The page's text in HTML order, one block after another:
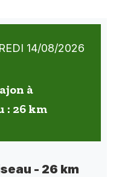
14/08/2026
à
: 26 km
- 26 km